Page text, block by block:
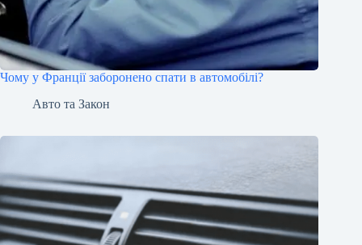
Чому у Франції заборонено спати в автомобілі?
Авто та Закон